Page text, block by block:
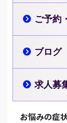
ご予約
ブログ
求人募
お悩みの症